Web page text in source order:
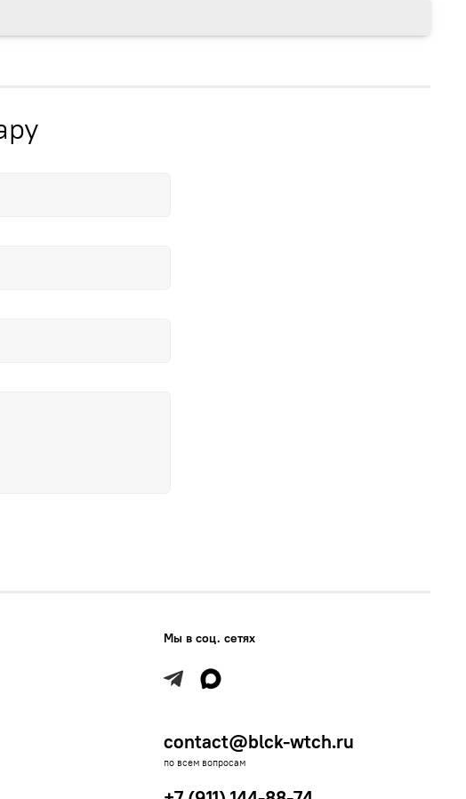
Мы в соц. сетях
contact@blck-wtch.ru
по всем вопросам